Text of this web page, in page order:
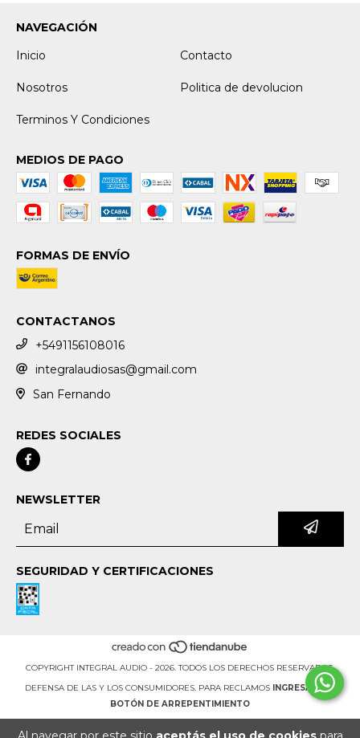
NAVEGACIÓN
Inicio
Contacto
Nosotros Politica de devolucion
Terminos Y Condiciones
MEDIOS DE PAGO
FORMAS DE ENVÍO
CONTACTANOS
+5491156108016
integralaudiosas@gmail.com
San Fernando
REDES SOCIALES
NEWSLETTER
SEGURIDAD Y CERTIFICACIONES
COPYRIGHT INTEGRAL AUDIO - 2026. TODOS LOS DERECHOS RESERVADOS.
DEFENSA DE LAS Y LOS CONSUMIDORES. PARA RECLAMOS
INGRESÁ ACÁ.
BOTÓN DE ARREPENTIMIENTO